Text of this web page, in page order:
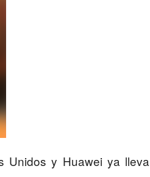
Unidos y Huawei ya lleva